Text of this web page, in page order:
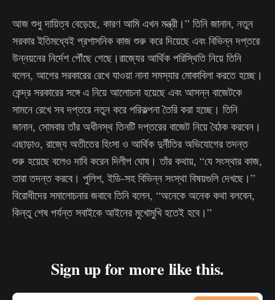
আজ শুধু দায়িত্ব বেড়েছে, কারণ আমি এখন মন্ত্রী।” তিনি জানান, নতুন
সরকার ইতিমধ্যেই প্রশাসনিক কাজ শুরু করে দিয়েছে এবং বিভিন্ন দপ্তরে
উন্নয়নের নির্দেশ পৌঁছে গেছে।রাজ্যের আর্থিক পরিস্থিতি নিয়ে তিনি
বলেন, আগের সরকারের রেখে যাওয়া নানা সমস্যার মোকাবিলা করতে হচ্ছে।
কেন্দ্র সরকারের সঙ্গে এ নিয়ে আলোচনা হয়েছে এবং আসন্ন বাজেটকে
সামনে রেখে সব দপ্তরে নতুন করে পরিকল্পনা তৈরি করা হচ্ছে। তিনি
জানান, সোমবার তাঁর অধীনস্থ তিনটি দপ্তরের বাজেট নিয়ে বৈঠক করবেন।
এছাড়াও, রাজ্যে অতীতের হিংসা ও আর্থিক দুর্নীতির অভিযোগের তদন্ত
শুরু হয়েছে বলেও দাবি করেন দিলীপ ঘোষ। তাঁর কথায়, “যে সংস্থার কাজ,
তারা তদন্ত করবে। পুলিশ, ইডি-সহ বিভিন্ন সংস্থা বিষয়গুলি দেখছে।”
বিরোধীদের সমালোচনার জবাবে তিনি বলেন, “অনেকে অনেক কথা বলবেন,
কিন্তু শেষ পর্যন্ত সবাইকে আইনের মুখোমুখি হতেই হবে।”
Sign up for more like this.